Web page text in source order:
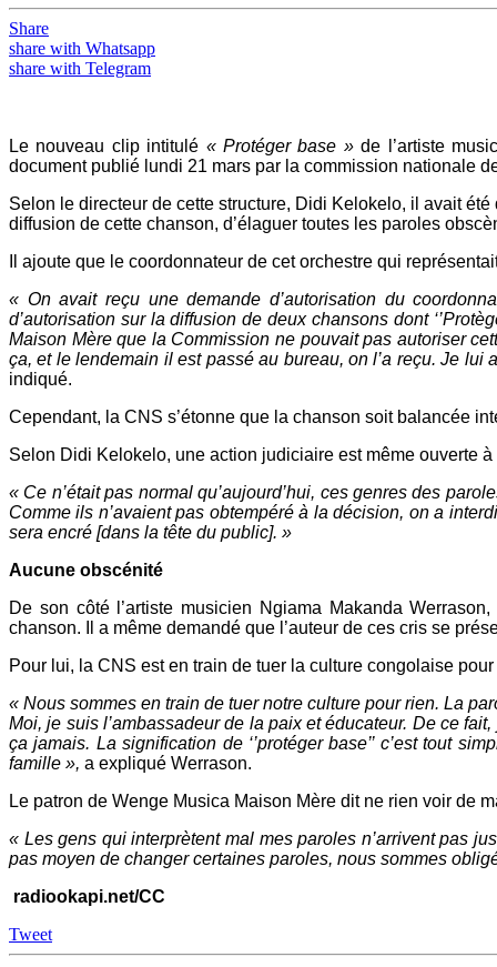
Share
share with Whatsapp
share with Telegram
Le nouveau clip intitulé « Protéger base »de l’artiste
document publié lundi 21 mars par la commission nationale
Selon le directeur de cette structure, Didi Kelokelo, il avait
diffusion de cette chanson, d’élaguer toutes les paroles
Il ajoute que le coordonnateur de cet orchestre qui
« On avait reçu une demande d’autorisation du
d’autorisation sur la diffusion de deux chansons dont
Maison Mère que la Commission ne pouvait pas autoriser
ça, et le lendemain il est passé au bureau, on l’a reçu. Je
indiqué.
Cependant, la CNS s’étonne que la chanson soit balancée
Selon Didi Kelokelo, une action judiciaire est même ouverte
« Ce n’était pas normal qu’aujourd’hui, ces genres des
Comme ils n’avaient pas obtempéré à la décision, on a
sera encré [dans la tête du public]. »
Aucune obscénité
De son côté l’artiste musicien Ngiama Makanda
chanson. Il a même demandé que l’auteur de ces cris se
Pour lui, la CNS est en train de tuer la culture congolaise
« Nous sommes en train de tuer notre culture pour rien. La
Moi, je suis l’ambassadeur de la paix et éducateur. De ce
ça jamais. La signification de ‘’protéger base’’ c’est tout
famille », a expliqué Werrason.
Le patron de Wenge Musica Maison Mère dit ne rien voir de
« Les gens qui interprètent mal mes paroles n’arrivent pas
pas moyen de changer certaines paroles, nous sommes
radiookapi.net/CC
Tweet